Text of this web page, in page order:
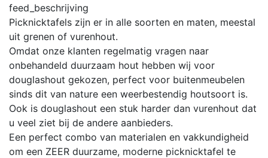
feed_beschrijving
Picknicktafels zijn er in alle soorten en maten, meestal
uit grenen of vurenhout.
Omdat onze klanten regelmatig vragen naar
onbehandeld duurzaam hout hebben wij voor
douglashout gekozen, perfect voor buitenmeubelen
sinds dit van nature een weerbestendig houtsoort is.
Ook is douglashout een stuk harder dan vurenhout dat
u veel ziet bij de andere aanbieders.
Een perfect combo van materialen en vakkundigheid
om een ZEER duurzame, moderne picknicktafel te